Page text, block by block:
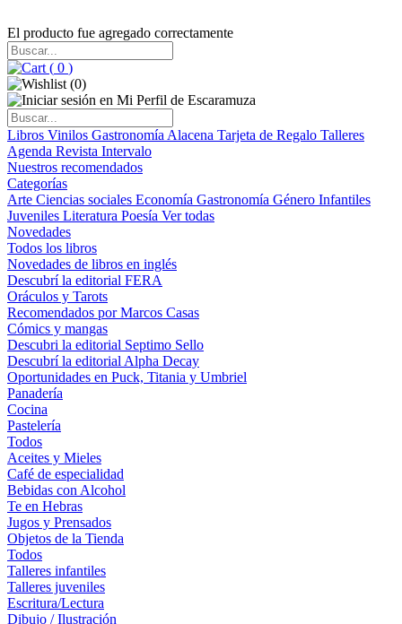
El producto fue agregado correctamente
( 0 )
(0)
Libros Vinilos Gastronomía Alacena Tarjeta de Regalo Talleres
Agenda Revista Intervalo
Nuestros recomendados
Categorías
Arte Ciencias sociales Economía Gastronomía Género Infantiles
Juveniles Literatura Poesía Ver todas
Novedades
Todos los libros
Novedades de libros en inglés
Descubrí la editorial FERA
Oráculos y Tarots
Recomendados por Marcos Casas
Cómics y mangas
Descubri la editorial Septimo Sello
Descubrí la editorial Alpha Decay
Oportunidades en Puck, Titania y Umbriel
Panadería
Cocina
Pastelería
Todos
Aceites y Mieles
Café de especialidad
Bebidas con Alcohol
Te en Hebras
Jugos y Prensados
Objetos de la Tienda
Todos
Talleres infantiles
Talleres juveniles
Escritura/Lectura
Dibujo / Ilustración